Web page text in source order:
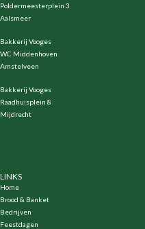
Poldermeesterplein 3
Aalsmeer
Bakkerij Vooges
WC Middenhoven
Amstelveen
Bakkerij Vooges
Raadhuisplein 8
Mijdrecht
LINKS
Home
Brood & Banket
Bedrijven
Feestdagen